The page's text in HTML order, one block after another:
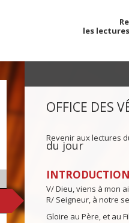
les
OFFICE DES
Revenir aux lectures
du jour
INTRODUCTION
V/ Dieu, viens à mon
R/ Seigneur, à notre
Gloire au Père, et au